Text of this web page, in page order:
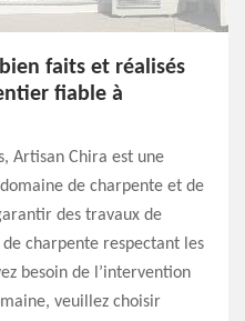
faits et réalisés
fiable à
Artisan Chira est une
de charpente et de
des travaux de
charpente respectant les
besoin de l’intervention
veuillez choisir